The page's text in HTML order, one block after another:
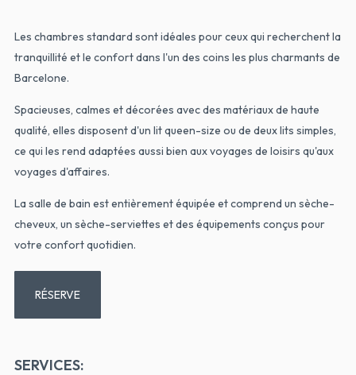
Les chambres standard sont idéales pour ceux qui recherchent la
tranquillité et le confort dans l'un des coins les plus charmants de
Barcelone.
Spacieuses, calmes et décorées avec des matériaux de haute
qualité, elles disposent d'un lit queen-size ou de deux lits simples,
ce qui les rend adaptées aussi bien aux voyages de loisirs qu'aux
voyages d'affaires.
La salle de bain est entièrement équipée et comprend un sèche-
cheveux, un sèche-serviettes et des équipements conçus pour
votre confort quotidien.
RÉSERVE
SERVICES: